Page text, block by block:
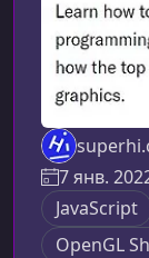
7 янв.
JavaScript
OpenGL